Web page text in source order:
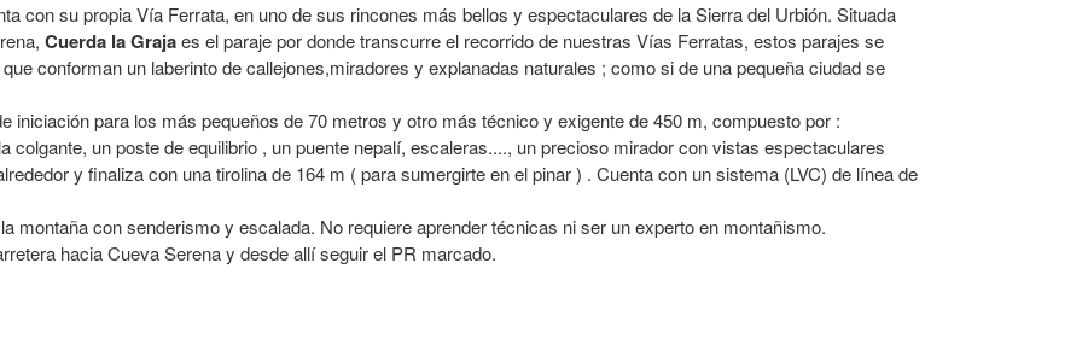
con su propia Vía Ferrata, en uno de sus rincones más bellos y espectaculares de la Sierra del Urbión. Situada
Cuerda la Grajaes el paraje por donde transcurre el recorrido de nuestras Vías Ferratas, estos parajes se
conforman un laberinto de callejones,miradores y explanadas naturales ; como si de una pequeña ciudad se
iniciación para los más pequeños de 70 metros y otro más técnico y exigente de 450 m, compuesto por :
colgante, un poste de equilibrio , un puente nepalí, escaleras...., un precioso mirador con vistas espectaculares
y finaliza con una tirolina de 164 m ( para sumergirte en el pinar ) . Cuenta con un sistema (LVC) de línea de
montaña con senderismo y escalada. No requiere aprender técnicas ni ser un experto en montañismo.
hacia Cueva Serena y desde allí seguir el PR marcado.